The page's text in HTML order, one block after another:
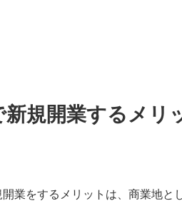
新規開業するメリ
開業をするメリットは、商業地